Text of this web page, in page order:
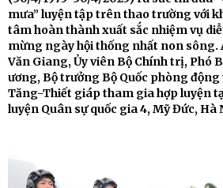
mưa” luyện tập trên thao trường với
tâm hoàn thành xuất sắc nhiệm vụ
mừng ngày hội thống nhất non sông.
Văn Giang, Ủy viên Bộ Chính trị, Phó
ương, Bộ trưởng Bộ Quốc phòng
Tăng-Thiết giáp tham gia hợp luyện
luyện Quân sự quốc gia 4, Mỹ Đức, Hà